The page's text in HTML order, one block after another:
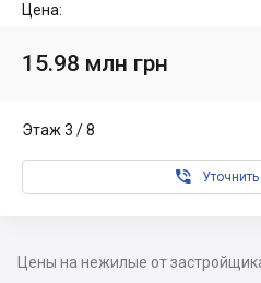
Цена:
15.98 млн грн
Этаж 3 / 8

Цены на нежилые от